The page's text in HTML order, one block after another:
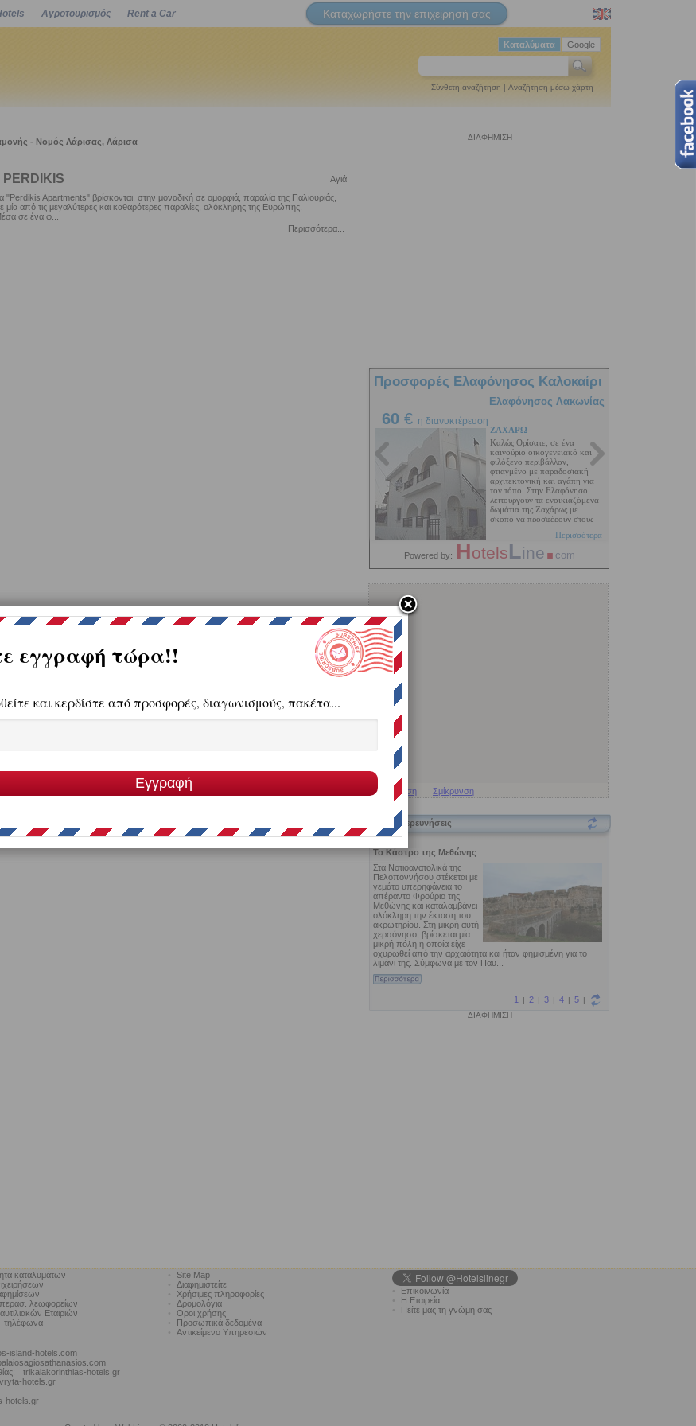
Αγροτουρισμός Rent a Car Καταχωρήστε την επιχείρησή σας
Google
Καταλύματα
Σύνθετη αναζήτηση | Αναζήτηση μέσω χάρτη
- Νομός Λάρισας, Λάρισα
Αγιά
"Perdikis Apartments" βρίσκονται, στην μοναδική σε ομορφιά, παραλία της Παλιουριάς,
μία από τις μεγαλύτερες και καθαρότερες παραλίες, ολόκληρης της Ευρώπης.
σε ένα φ...
Περισσότερα...
ΔΙΑΦΗΜΙΣΗ
Μεγέθυνση Σμίκρυνση
Εξερευνήσεις
ΔΙΑΦΗΜΙΣΗ
καταλυμάτων
λεωφορείων
Εταιριών
- τηλέφωνα
Site Map
Διαφημιστείτε
Χρήσιμες πληροφορίες
Δρομολόγια
Οροι χρήσης
Προσωπικά δεδομένα
Αντικείμενο Υπηρεσιών
Επικοινωνία
Η Εταιρεία
Πείτε μας τη γνώμη σας
island-hotels.com
trikalakorinthias-hotels.gr
hotels.gr
hotels.gr